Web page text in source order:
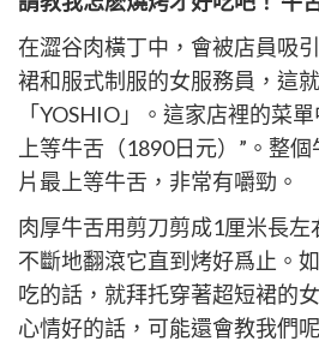
在澀谷肉橫丁中，會被店員吸
裙和服式制服的女服務員，這
「YOSHIO」。這家店裡的菜
上等牛舌（1890日元）”。整
片最上等牛舌，非常有嚼勁。
肉厚牛舌用剪刀剪成1厘米長左
不斷地翻滾它直到烤好爲止。
吃的話，就拜托穿著超短裙的
心情好的話，可能還會教我們呢